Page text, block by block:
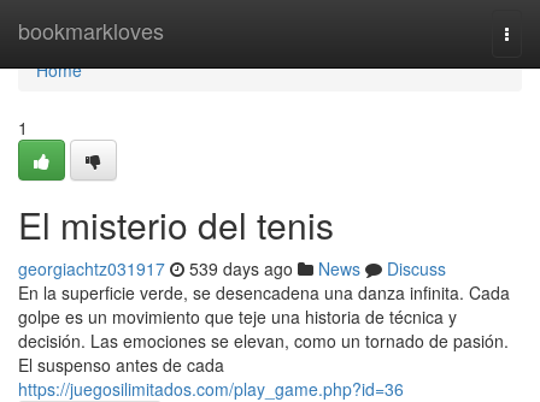
bookmarkloves
Home
Home
1
El misterio del tenis
georgiachtz031917 539 days ago News
Discuss
En la superficie verde, se desencadena una danza infinita. Cada
golpe es un movimiento que teje una historia de técnica y
decisión. Las emociones se elevan, como un tornado de pasión.
El suspenso antes de cada
https://juegosilimitados.com/play_game.php?id=36